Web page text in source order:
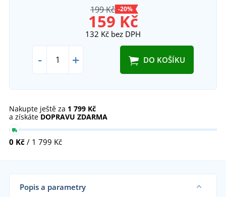
199 Kč -20%
159 Kč
132 Kč bez DPH
- + DO KOŠÍKU
Nakupte ještě za 1 799 Kč
a získáte DOPRAVU ZDARMA
0 Kč / 1 799 Kč
Popis a parametry